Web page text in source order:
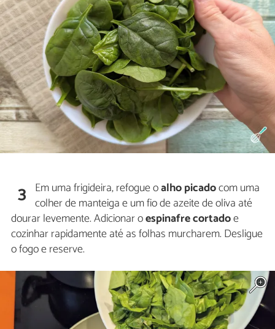
3 Em uma frigideira, refogue oalho picadocom uma
colher de manteiga e um fio de azeite de oliva até
dourar levemente. Adicionar oespinafre cortadoe
cozinhar rapidamente até as folhas murcharem. Desligue
o fogo e reserve.